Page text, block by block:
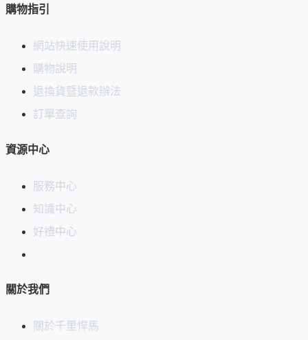
購物指引
網站快速使用說明
購物說明
退換貨暨退款辦法
訂單查詢
資源中心
服務中心
知識中心
好禮中心
關於我們
關於千里悍馬